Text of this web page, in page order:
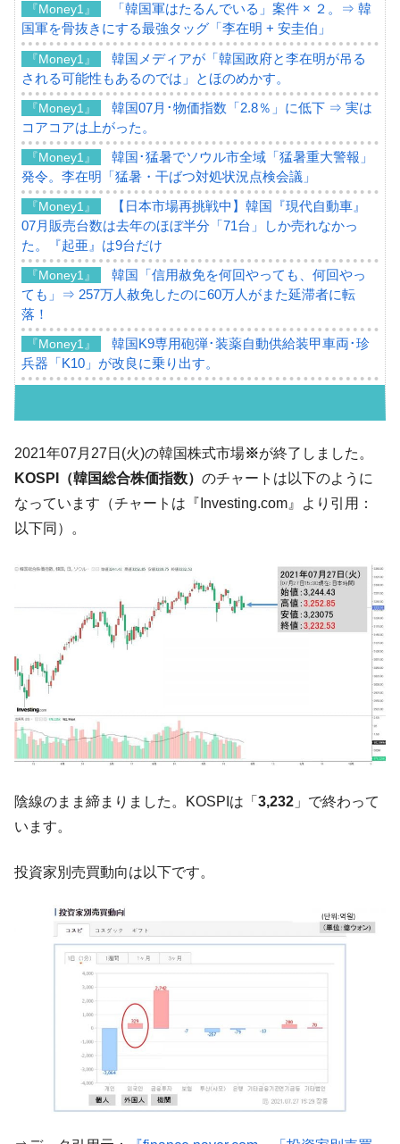
『Money1』
「韓国軍はたるんでいる」案件 × ２。⇒ 韓
国軍を骨抜きにする最強タッグ「李在明 + 安圭伯」
『Money1』
韓国メディアが「韓国政府と李在明が吊る
される可能性もあるのでは」とほのめかす。
『Money1』
韓国07月･物価指数「2.8％」に低下 ⇒ 実は
コアコアは上がった。
『Money1』
韓国･猛暑でソウル市全域「猛暑重大警報」
発令。李在明「猛暑・干ばつ対処状況点検会議」
『Money1』
【日本市場再挑戦中】韓国『現代自動車』
07月販売台数は去年のほぼ半分「71台」しか売れなかっ
た。『起亜』は9台だけ
『Money1』
韓国「信用赦免を何回やっても、何回やっ
ても」⇒ 257万人赦免したのに60万人がまた延滞者に転
落！
『Money1』
韓国K9専用砲弾･装薬自動供給装甲車両･珍
兵器「K10」が改良に乗り出す。
韓国･李在明「青年層の雇用状況が悪い。せ
や、若者に起業させよう」⇒ どんな雇用対策だソレ。
ル。外平債の発行「19.4億ドル」
韓国･李在明さっそく不動産対策で浅薄な発
言。
『Money1』
韓国は「中国と同じく」投資に不適格な国
だ。
『Money1』
す」⇒「金を経由するドル入手」手段ではないのか？
『Money1』
韓国･外為取引量「1日当たり1,214.4億ド
ル」まで拡大 ⇒ 海外資金の動きに強く左右される状態
い「50.5％」に上昇
『Money1』
断
『Money1』
韓国･警察職員が「丸刈りになって抗議活
『Money1』
中国だけが鉄鋼輸出を異常増加させる ⇒ 中
国の過剰生産が世界を蝕む。
『Money1』
韓国製造業「半導体絶好調」のウラで他業
種は全般的「不調」⇒ PSIが示す現況は決して良くない。
『Money1』
【米韓激突案件】韓国消費者院が『クーパ
ン』1人当たり賠償10万ウォンを認定 ⇒ 総額3兆7,000億
『Money1』 韓国で猛暑。南東部では干ばつ
2021年07月27日(火)の韓国株式市場※が終了しました。
KOSPI（韓国総合株価指数） のチャートは以下のように
なっています（チャートは『Investing.com』より引用：
以下同）。
陰線のまま締まりました。KOSPIは「 3,232 」で終わって
います。
投資家別売買動向は以下です。